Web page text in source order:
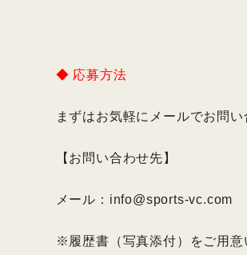
◆ 応募方法
まずはお気軽にメールでお問い
【お問い合わせ先】
メール：info@sports-vc.com
※履歴書（写真添付）をご用意